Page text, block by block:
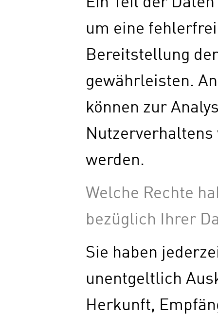
um eine
Bereitstellung
gewährleisten.
können zur
Nutzerverhaltens
werden.
Welche Rechte
bezüglich Ihrer
Sie haben
unentgeltlich
Herkunft,